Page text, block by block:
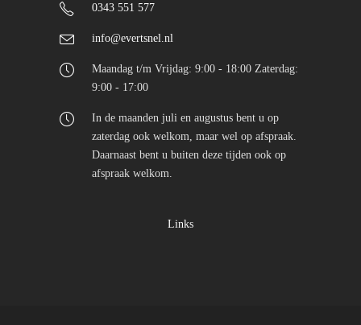
0343 551 577
info@evertsnel.nl
Maandag t/m Vrijdag: 9:00 - 18:00 Zaterdag:
9:00 - 17:00
In de maanden juli en augustus bent u op
zaterdag ook welkom, maar wel op afspraak.
Daarnaast bent u buiten deze tijden ook op
afspraak welkom.
Links